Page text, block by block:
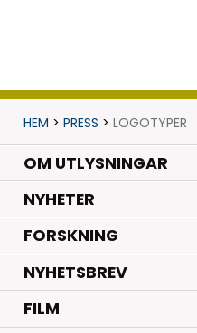
HEM > PRESS > LOGOTYPER
OM UTLYSNINGAR
NYHETER.
FORSKNING.
NYHETSBREV
FILM